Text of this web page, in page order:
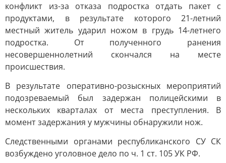
конфликт из-за отказа подростка отдать пакет с
продуктами, в результате которого 21-летний
местный житель ударил ножом в грудь 14-летнего
подростка. От полученного ранения
несовершеннолетний скончался на месте
происшествия.
В результате оперативно-розыскных мероприятий
подозреваемый был задержан полицейскими в
нескольких кварталах от места преступления. В
момент задержания у мужчины обнаружили нож.
Следственными органами республиканского СУ СК
возбуждено уголовное дело по ч. 1 ст. 105 УК РФ.